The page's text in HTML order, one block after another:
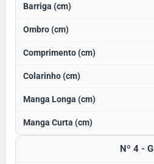
Nº 4 - G